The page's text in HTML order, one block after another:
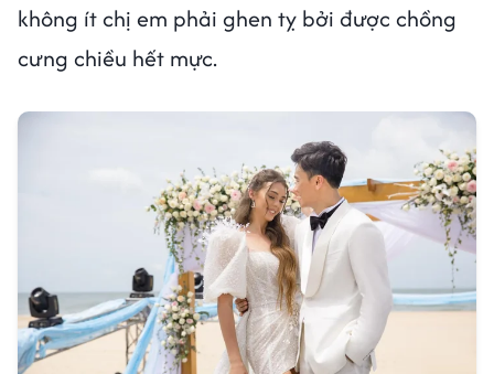
không ít chị em phải ghen tỵ bởi được chồng
cưng chiều hết mực.